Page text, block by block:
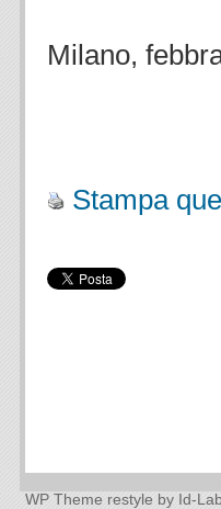
Milano,
Stampa
WP Theme restyle by Id-Lab